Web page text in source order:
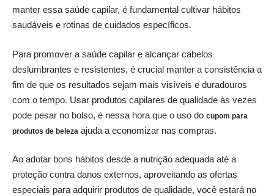
manter essa saúde capilar, é fundamental cultivar hábitos
saudáveis e rotinas de cuidados específicos.
Para promover a saúde capilar e alcançar cabelos
deslumbrantes e resistentes, é crucial manter a consistência a
fim de que os resultados sejam mais visíveis e duradouros
com o tempo. Usar produtos capilares de qualidade às vezes
pode pesar no bolso, é nessa hora que o uso do cupom para
produtos de beleza ajuda a economizar nas compras.
Ao adotar bons hábitos desde a nutrição adequada até a
proteção contra danos externos, aproveitando as ofertas
especiais para adquirir produtos de qualidade, você estará no